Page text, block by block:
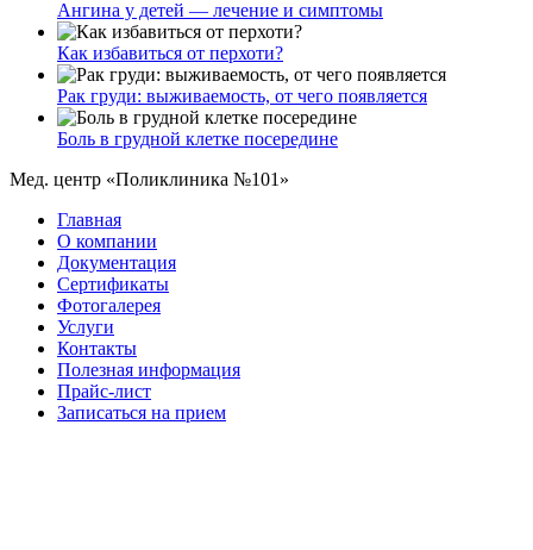
Ангина у детей — лечение и симптомы
Как избавиться от перхоти?
Рак груди: выживаемость, от чего появляется
Боль в грудной клетке посередине
Мед. центр «Поликлиника №101»
Главная
О компании
Документация
Сертификаты
Фотогалерея
Услуги
Контакты
Полезная информация
Прайс-лист
Записаться на прием